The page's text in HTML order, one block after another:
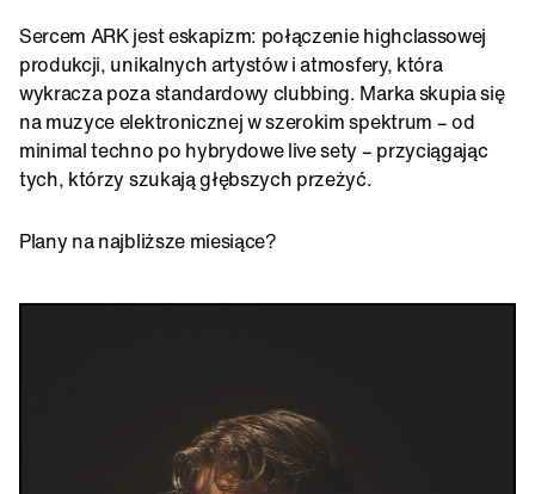
Sercem ARK jest eskapizm: połączenie highclassowej
produkcji, unikalnych artystów i atmosfery, która
wykracza poza standardowy clubbing. Marka skupia się
na muzyce elektronicznej w szerokim spektrum – od
minimal techno po hybrydowe live sety – przyciągając
tych, którzy szukają głębszych przeżyć.
Plany na najbliższe miesiące?